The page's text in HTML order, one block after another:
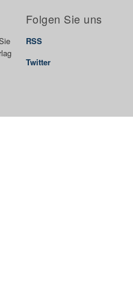
Folgen Sie uns
RSS
Twitter